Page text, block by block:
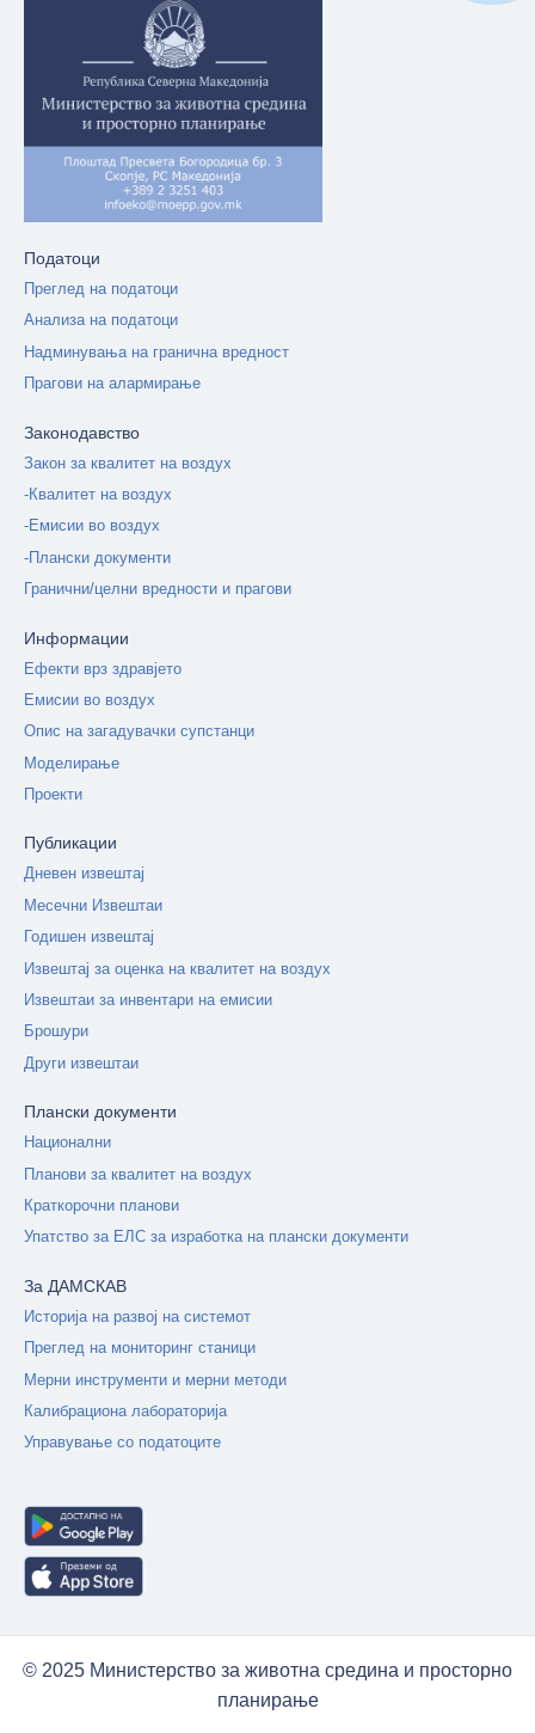
Податоци
Преглед на податоци
Анализа на податоци
Надминувања на гранична вредност
Прагови на алармирање
Законодавство
Закон за квалитет на воздух
-Квалитет на воздух
-Емисии во воздух
-Плански документи
Гранични/целни вредности и прагови
Информации
Ефекти врз здравјето
Емисии во воздух
Опис на загадувачки супстанци
Моделирање
Проекти
Публикации
Дневен извештај
Месечни Извештаи
Годишен извештај
Извештај за оценка на квалитет на воздух
Извештаи за инвентари на емисии
Брошури
Други извештаи
Плански документи
Национални
Планови за квалитет на воздух
Краткорочни планови
Упатство за ЕЛС за изработка на плански документи
За ДАМСКАВ
Историја на развој на системот
Преглед на мониторинг станици
Мерни инструменти и мерни методи
Калибрациона лабораторија
Управување со податоците
© 2025 Министерство за животна средина и просторно
планирање